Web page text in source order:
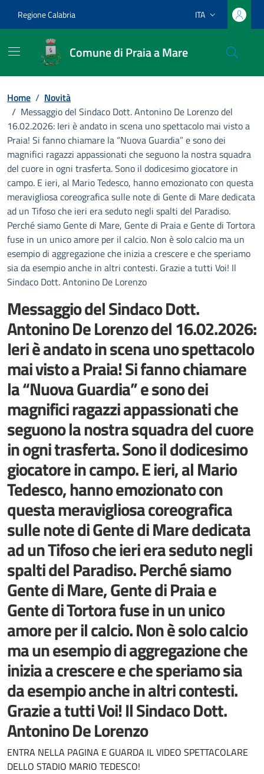
Regione Calabria Lingua attiva:
ITA
Comune di Praia a Mare
Home / Novità
/ Messaggio del Sindaco Dott. Antonino De Lorenzo del
16.02.2026: Ieri è andato in scena uno spettacolo mai visto a
Praia! Si fanno chiamare la “Nuova Guardia” e sono dei
magnifici ragazzi appassionati che seguono la nostra squadra
del cuore in ogni trasferta. Sono il dodicesimo giocatore in
campo. E ieri, al Mario Tedesco, hanno emozionato con questa
meravigliosa coreografica sulle note di Gente di Mare dedicata
ad un Tifoso che ieri era seduto negli spalti del Paradiso.
Perché siamo Gente di Mare, Gente di Praia e Gente di Tortora
fuse in un unico amore per il calcio. Non è solo calcio ma un
esempio di aggregazione che inizia a crescere e che speriamo
sia da esempio anche in altri contesti. Grazie a tutti Voi! Il
Sindaco Dott. Antonino De Lorenzo
Messaggio del Sindaco Dott.
Antonino De Lorenzo del 16.02.2026:
Ieri è andato in scena uno spettacolo
mai visto a Praia! Si fanno chiamare
la “Nuova Guardia” e sono dei
magnifici ragazzi appassionati che
seguono la nostra squadra del cuore
in ogni trasferta. Sono il dodicesimo
giocatore in campo. E ieri, al Mario
Tedesco, hanno emozionato con
questa meravigliosa coreografica
sulle note di Gente di Mare dedicata
ad un Tifoso che ieri era seduto negli
spalti del Paradiso. Perché siamo
Gente di Mare, Gente di Praia e
Gente di Tortora fuse in un unico
amore per il calcio. Non è solo calcio
ma un esempio di aggregazione che
inizia a crescere e che speriamo sia
da esempio anche in altri contesti.
Grazie a tutti Voi! Il Sindaco Dott.
Antonino De Lorenzo
Dettagli della notizia
ENTRA NELLA PAGINA E GUARDA IL VIDEO SPETTACOLARE
DELLO STADIO MARIO TEDESCO!